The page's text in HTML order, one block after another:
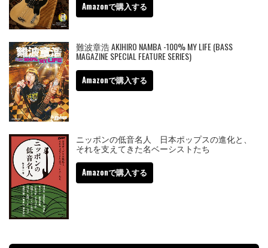
Amazonで購入する
難波章浩 AKIHIRO NAMBA -100% MY LIFE (BASS
MAGAZINE SPECIAL FEATURE SERIES)
Amazonで購入する
ニッポンの低音名人 日本ポップスの進化と、
それを支えてきた名ベーシストたち
Amazonで購入する